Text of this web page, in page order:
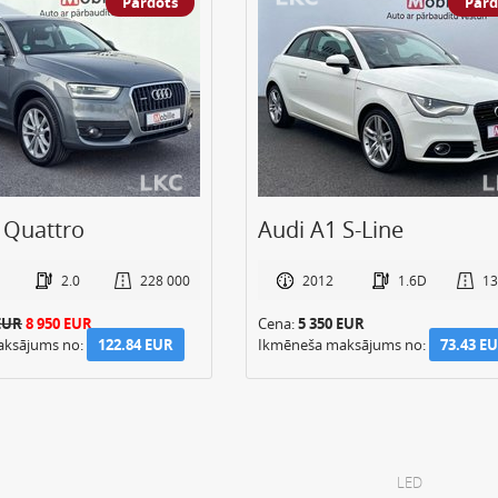
Line
1.6D 136 000
no:
73.43 EUR
Audi Q3 Quattro
2014 2.0D
Cena:7 850 EUR
Ikmēneša maksājums no:
107.74
LED